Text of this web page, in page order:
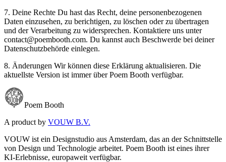
7. Deine Rechte Du hast das Recht, deine personenbezogenen
Daten einzusehen, zu berichtigen, zu löschen oder zu übertragen
und der Verarbeitung zu widersprechen. Kontaktiere uns unter
contact@poembooth.com. Du kannst auch Beschwerde bei deiner
Datenschutzbehörde einlegen.
8. Änderungen Wir können diese Erklärung aktualisieren. Die
aktuellste Version ist immer über Poem Booth verfügbar.
Poem Booth
A product by VOUW B.V.
VOUW ist ein Designstudio aus Amsterdam, das an der Schnittstelle
von Design und Technologie arbeitet. Poem Booth ist eines ihrer
KI-Erlebnisse, europaweit verfügbar.